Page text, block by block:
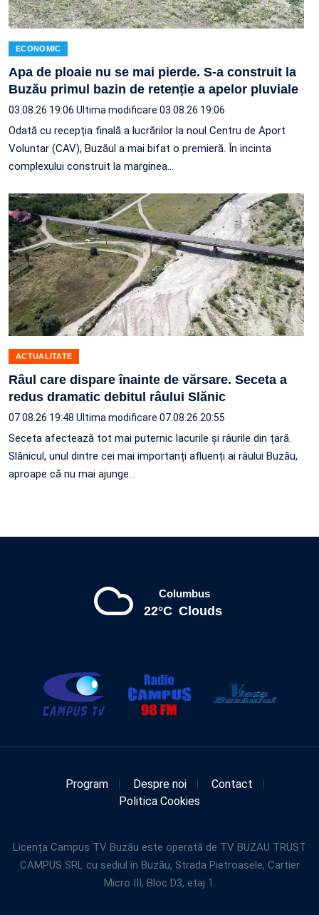
ECONOMIC
Apa de ploaie nu se mai pierde. S-a construit la
Buzău primul bazin de retenție a apelor pluviale
03.08.26 19:06 Ultima modificare 03.08.26 19:06
Odată cu recepția finală a lucrărilor la noul Centru de Aport
Voluntar (CAV), Buzăul a mai bifat o premieră. În incinta
complexului construit la marginea…
ACTUALITATE
Râul care dispare înainte de vărsare. Seceta a
redus dramatic debitul râului Slănic
07.08.26 19:48 Ultima modificare 07.08.26 20:55
Seceta afectează tot mai puternic lacurile și râurile din țară.
Slănicul, unul dintre cei mai importanți afluenți ai râului Buzău,
aproape că nu mai ajunge…
Columbus
22°C Clouds
Program Despre noi
Contact
Politica Cookies
Licența Campus TV Buzău este operată de TV BUZAU TRUST
CAMPUS SRL cu sediul în Buzău, Strada Pietroasele, Cartier
Micro III, Bloc D3, etaj 1.